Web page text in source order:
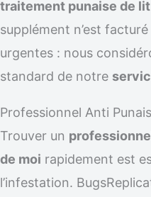
traitement punaise de lit
supplément n’est
urgentes : nous
standard de notre
Professionnel Anti
Trouver un
de moi rapidement est
l’infestation.